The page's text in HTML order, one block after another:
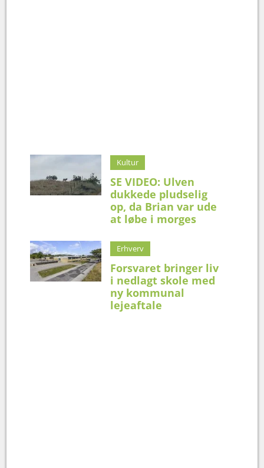
Kultur
SE VIDEO: Ulven
dukkede pludselig
op, da Brian var ude
at løbe i morges
Erhverv
Forsvaret bringer liv
i nedlagt skole med
ny kommunal
lejeaftale